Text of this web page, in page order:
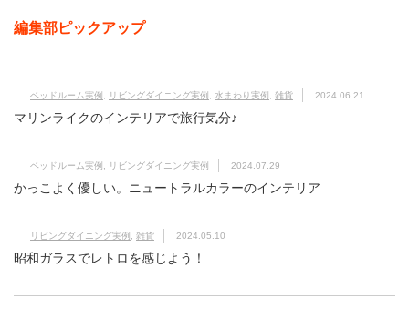
編集部ピックアップ
ベッドルーム実例 リビングダイニング実例 水まわり実例 雑貨 2024.06.21
マリンライクのインテリアで旅行気分♪
ベッドルーム実例 リビングダイニング実例 2024.07.29
かっこよく優しい。ニュートラルカラーのインテリア
リビングダイニング実例 雑貨 2024.05.10
昭和ガラスでレトロを感じよう！